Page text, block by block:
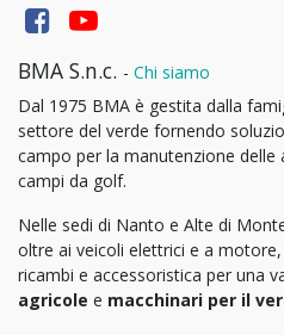
BMA S.n.c. - Chi siamo
Dal 1975 BMA è gestita dalla
settore del verde fornendo
campo per la manutenzione delle
campi da golf.
Nelle sedi di Nanto e Alte di
oltre ai veicoli elettrici e a
ricambi e accessoristica per una
agricole e macchinari per il